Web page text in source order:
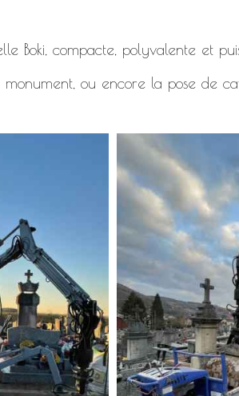
compacte, polyvalente et
monument, ou encore la pose de